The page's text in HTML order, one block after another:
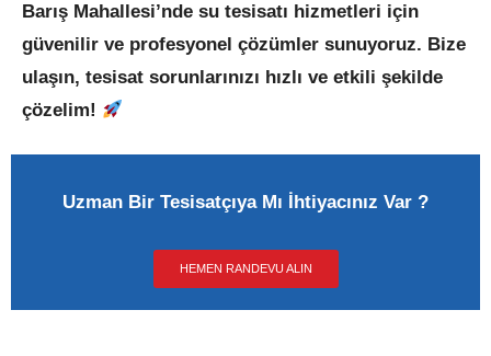
Barış Mahallesi’nde su tesisatı hizmetleri için
güvenilir ve profesyonel çözümler sunuyoruz. Bize
ulaşın, tesisat sorunlarınızı hızlı ve etkili şekilde
çözelim!
Uzman Bir Tesisatçıya Mı İhtiyacınız Var ?
HEMEN RANDEVU ALIN